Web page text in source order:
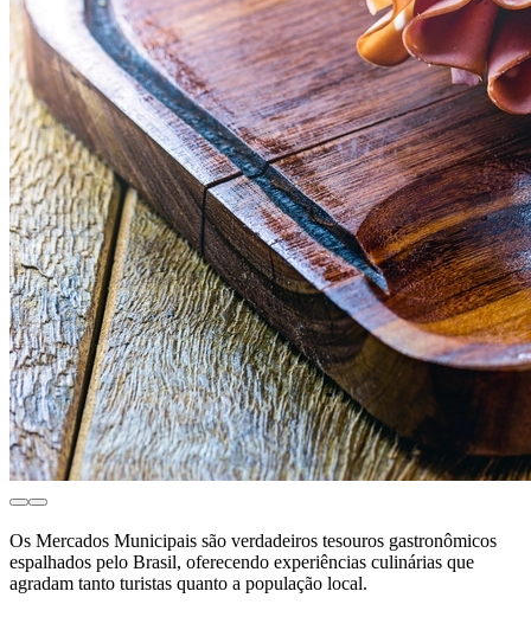
Os Mercados Municipais são verdadeiros tesouros gastronômicos
espalhados pelo Brasil, oferecendo experiências culinárias que
agradam tanto turistas quanto a população local.